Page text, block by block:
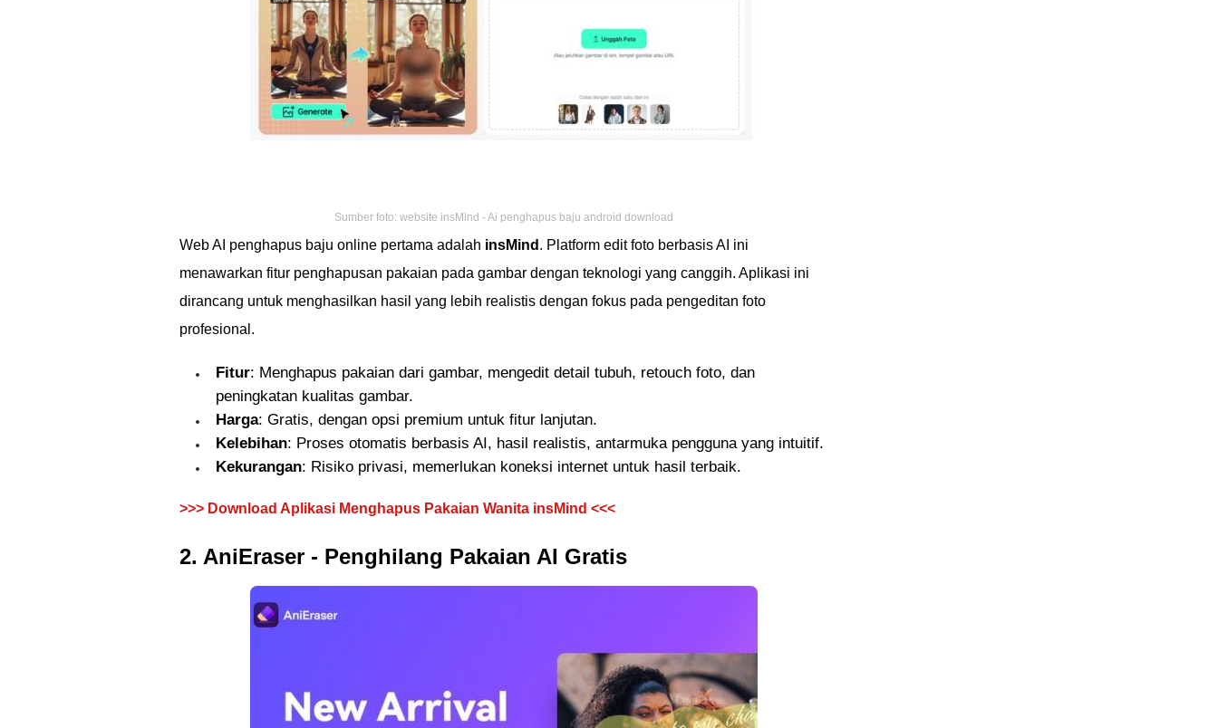
Sumber foto: website insMind - Ai penghapus baju android download
Web AI penghapus baju online pertama adalah insMind . Platform edit foto berbasis AI ini
menawarkan fitur penghapusan pakaian pada gambar dengan teknologi yang canggih. Aplikasi ini
dirancang untuk menghasilkan hasil yang lebih realistis dengan fokus pada pengeditan foto
profesional.
Fitur: Menghapus pakaian dari gambar, mengedit detail tubuh, retouch foto, dan
peningkatan kualitas gambar.
Harga: Gratis, dengan opsi premium untuk fitur lanjutan.
Kelebihan: Proses otomatis berbasis AI, hasil realistis, antarmuka pengguna yang intuitif.
Kekurangan: Risiko privasi, memerlukan koneksi internet untuk hasil terbaik.
>>> Download Aplikasi Menghapus Pakaian Wanita insMind <<<
2. AniEraser - Penghilang Pakaian AI Gratis